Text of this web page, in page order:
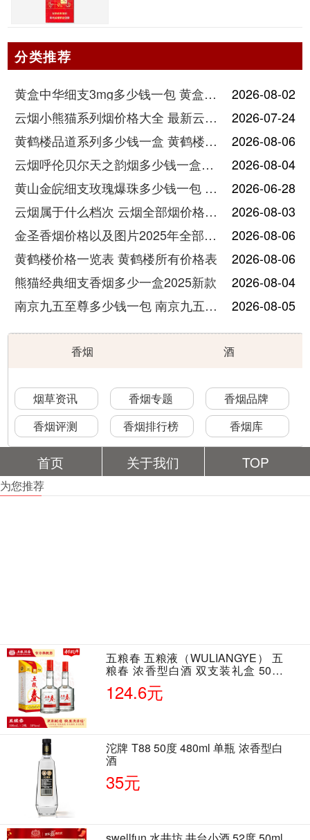
分类推荐
黄盒中华细支3mg多少钱一包 黄盒中华细支3mg香烟价格查询
2026-08-02
云烟小熊猫系列烟价格大全 最新云烟小熊猫图片报价
2026-07-24
黄鹤楼品道系列多少钱一盒 黄鹤楼品道系列香烟价格表图片
2026-08-06
云烟呼伦贝尔天之韵烟多少钱一盒中支价格
2026-08-04
黄山金皖细支玫瑰爆珠多少钱一包 黄山金皖细支玫瑰爆珠2025最新价格
2026-06-28
云烟属于什么档次 云烟全部烟价格表大全
2026-08-03
金圣香烟价格以及图片2025年全部价格
2026-08-06
黄鹤楼价格一览表 黄鹤楼所有价格表
2026-08-06
熊猫经典细支香烟多少一盒2025新款
2026-08-04
南京九五至尊多少钱一包 南京九五至尊价格及图片
2026-08-05
香烟 酒
烟草资讯 香烟专题
香烟品牌
香烟评测
香烟排行榜 香烟库
首页 关于我们 TOP
为您推荐
五粮春 五粮液（WULIANGYE） 五
粮春 浓香型白酒 双支装礼盒 50度
500ml*2瓶 含酒具
124.6元
沱牌 T88 50度 480ml 单瓶 浓香型白
酒
35元